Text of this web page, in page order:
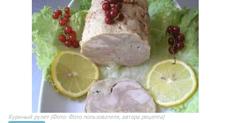
Куриный рулет(Фото: Фото пользователя, автора рецепта)